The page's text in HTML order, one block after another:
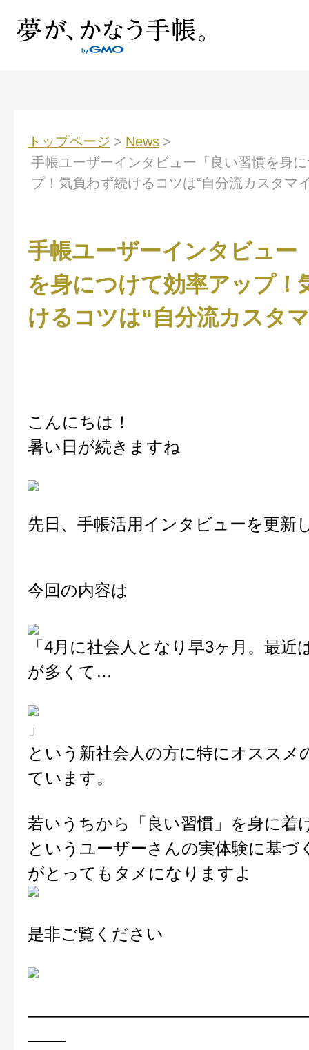
トップページ > News >
手帳ユーザーインタビュー「良い習慣を身
プ！気負わず続けるコツは“自分流カスタマ
手帳ユーザーインタビュー
を身につけて効率アップ！
けるコツは“自分流カスタ
こんにちは！
暑い日が続きますね
先日、手帳活用インタビューを更新
今回の内容は
「4月に社会人となり早3ヶ月。最近
が多くて…
」
という新社会人の方に特にオススメ
ています。
若いうちから「良い習慣」を身に
というユーザーさんの実体験に基づ
がとってもタメになりますよ
是非ご覧ください
——-